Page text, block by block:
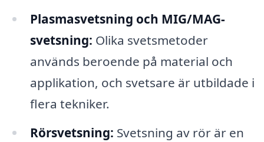
Plasmasvetsning och MIG/MAG-
svetsning: Olika svetsmetoder
används beroende på material och
applikation, och svetsare är utbildade i
flera tekniker.
Rörsvetsning: Svetsning av rör är en